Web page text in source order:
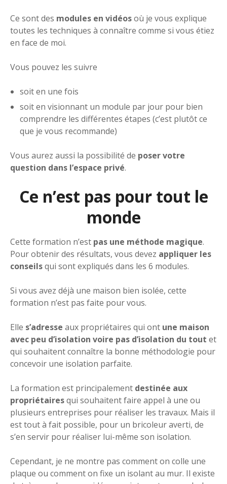
Ce sont des modules en vidéosoù je vous explique
toutes les techniques à connaître comme si vous étiez
en face de moi.
Vous pouvez les suivre
soit en une fois
soit en visionnant un module par jour pour bien
comprendre les différentes étapes (c’est plutôt ce
que je vous recommande)
Vous aurez aussi la possibilité de poser votre
question dans l’espace privé.
Ce n’est pas pour tout le
monde
Cette formation n’est pas une méthode magique.
Pour obtenir des résultats, vous devez appliquer les
conseilsqui sont expliqués dans les 6 modules.
Si vous avez déjà une maison bien isolée, cette
formation n’est pas faite pour vous.
Elle s’adresse aux propriétaires qui ont une maison
avec peu d’isolation voire pas d’isolation du tout et
qui souhaitent connaître la bonne méthodologie pour
concevoir une isolation parfaite.
La formation est principalement destinée aux
propriétairesqui souhaitent faire appel à une ou
plusieurs entreprises pour réaliser les travaux. Mais il
est tout à fait possible, pour un bricoleur averti, de
s’en servir pour réaliser lui-même son isolation.
Cependant, je ne montre pas comment on colle une
plaque ou comment on fixe un isolant au mur. Il existe